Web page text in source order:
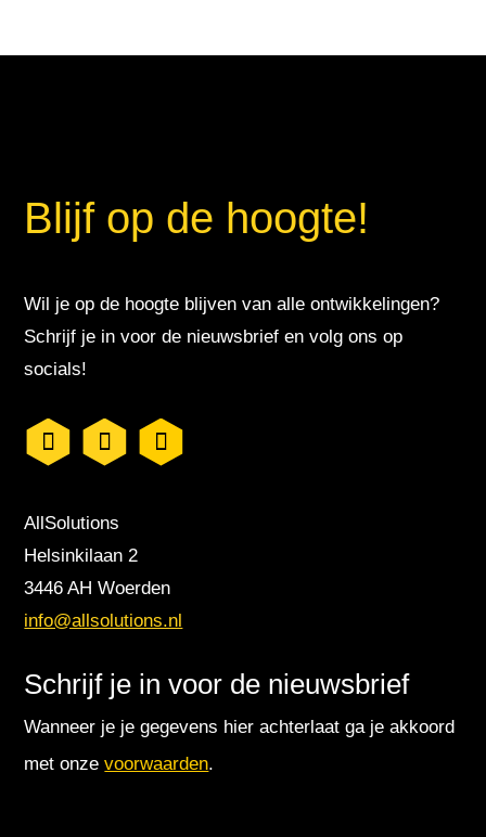
Blijf op de hoogte!
Wil je op de hoogte blijven van alle ontwikkelingen?
Schrijf je in voor de nieuwsbrief en volg ons op
socials!
AllSolutions
Helsinkilaan 2
3446 AH Woerden
info@allsolutions.nl
Schrijf je in voor de nieuwsbrief
Wanneer je je gegevens hier achterlaat ga je akkoord
met onzevoorwaarden.